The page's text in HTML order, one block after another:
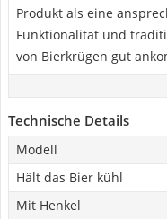
Produkt als eine
Funktionalität und
von Bierkrügen gut
Technische Details
Modell
Hält das Bier kühl
Mit Henkel